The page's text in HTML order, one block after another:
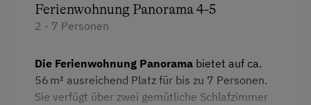
Freizeitaktivitäten am Betrieb und in der
Almausflüge
Almwandern
Wlan
Haupthaus
Doppelbett
Ferienwohnung Panorama 4-5
2 - 7 Personen
Die Ferienwohnung Panorama bietet auf ca.
56 m² ausreichend Platz für bis zu 7 Personen.
Sie verfügt über zwei gemütliche Schlafzimmer